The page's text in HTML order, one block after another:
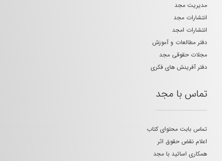
مدیریت مجد
انتشارات مجد
انتشارات امجد
دفتر مطالعات و آموزش
مجلات حقوقی مجد
دفتر آفرینش های فکری
تماس با مجد
تماس بابت محتوای کتاب
اعلام نقض حقوق اثر
همکاری اساتید با مجد